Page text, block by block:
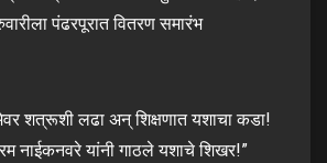
पंढरपूरात वितरण समारंभ
शत्रूशी लढा अन् शिक्षणात यशाचा कडा!
नाईकनवरे यांनी गाठले यशाचे शिखर!”